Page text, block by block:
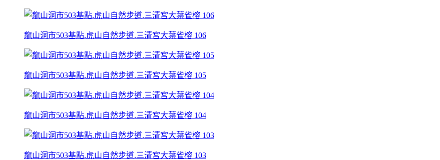
龍山洞市503基點.虎山自然步道.三清宮大葉雀榕 106
龍山洞市503基點.虎山自然步道.三清宮大葉雀榕 105
龍山洞市503基點.虎山自然步道.三清宮大葉雀榕 104
龍山洞市503基點.虎山自然步道.三清宮大葉雀榕 103